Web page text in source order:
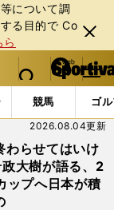
について調
る⽬的で Co
ら
閉じ
る
web Sportiva (webスポルティーバ)
検索
マイペ
ー
ジ
メニュ
競馬 ゴ
ニュース・ 情報
わらせてはいけ
大樹が語る、2
ップへ日本が積
2026.08.04更新